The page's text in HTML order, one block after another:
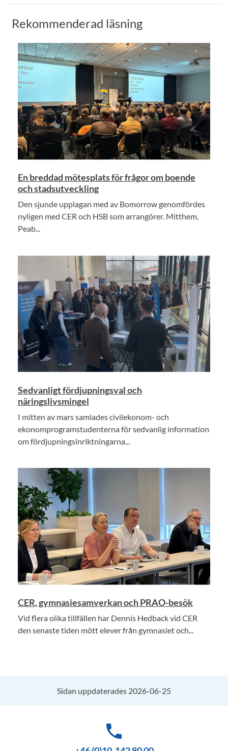
Rekommenderad läsning
En breddad mötesplats för frågor om boende
och stadsutveckling
Den sjunde upplagan med av Bomorrow genomfördes
nyligen med CER och HSB som arrangörer. Mitthem,
Peab...
Sedvanligt fördjupningsval och
näringslivsmingel
I mitten av mars samlades civilekonom- och
ekonomprogramstudenterna för sedvanlig information
om fördjupningsinriktningarna...
CER, gymnasiesamverkan och PRAO-besök
Vid flera olika tillfällen har Dennis Hedback vid CER
den senaste tiden mött elever från gymnasiet och...
Sidan uppdaterades 2026-06-25
phone